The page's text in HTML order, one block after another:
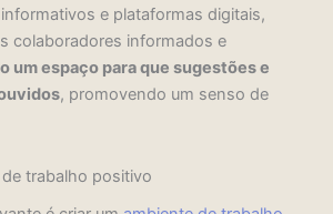
e plataformas digitais,
colaboradores informados e
um espaço para que sugestões e
, promovendo um senso de
trabalho positivo